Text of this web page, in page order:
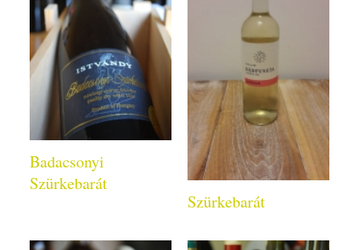
Badacsonyi
Szürkebarát
Szürkebarát